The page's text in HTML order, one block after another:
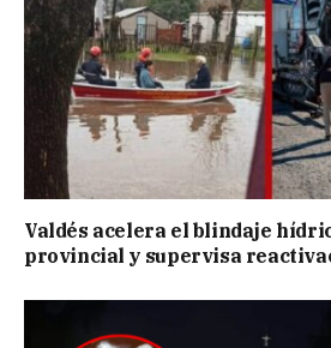
Valdés acelera el blindaje
provincial y supervisa